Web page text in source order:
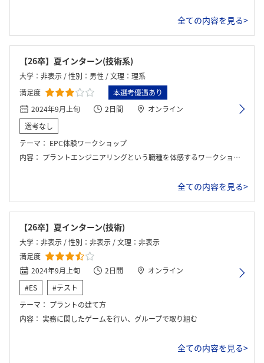
全ての内容を見る>
【26卒】夏インターン(技術系)
大学：非表示 / 性別：男性 / 文理：理系
満足度
本選考優遇あり
2024年9月上旬
2日間
オンライン
選考なし
テーマ： EPC体験ワークショップ
内容： プラントエンジニアリングという職種を体感するワークショップ 2日目は座談会
全ての内容を見る>
【26卒】夏インターン(技術)
大学：非表示 / 性別：非表示 / 文理：非表示
満足度
2024年9月上旬
2日間
オンライン
#ES
#テスト
テーマ： プラントの建て方
内容： 実務に関したゲームを行い、グループで取り組む
全ての内容を見る>